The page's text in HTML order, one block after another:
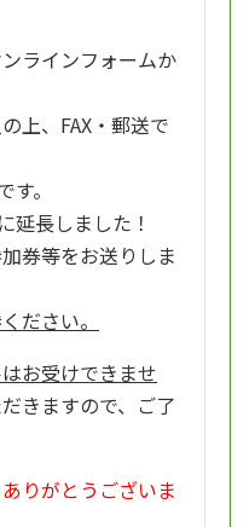
ラインフォームか
上、FAX・郵送で
す。
に延長しました！
券等をお送りしま
ださい。
お受けできませ
きますので、ご了
りがとうございま